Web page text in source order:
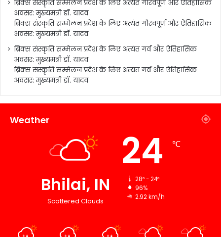
ब्रिक्स संस्कृति सम्मेलन प्रदेश के लिए अत्यंत गौरवपूर्ण और ऐतिहासिक
अवसर: मुख्यमंत्री डॉ. यादव
ब्रिक्स संस्कृति सम्मेलन प्रदेश के लिए अत्यंत गौरवपूर्ण और ऐतिहासिक
अवसर: मुख्यमंत्री डॉ. यादव
ब्रिक्स संस्कृति सम्मेलन प्रदेश के लिए अत्यंत गर्व और ऐतिहासिक
अवसर: मुख्यमंत्री डॉ. यादव
ब्रिक्स संस्कृति सम्मेलन प्रदेश के लिए अत्यंत गर्व और ऐतिहासिक
अवसर: मुख्यमंत्री डॉ. यादव
Weather
Bhilai, IN
Scattered Clouds
24 ℃
28º - 24º
96%
2.92 km/h